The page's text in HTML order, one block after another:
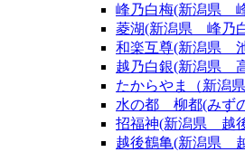
峰乃白梅(新潟県
菱湖(新潟県 峰乃
和楽互尊(新潟県
越乃白銀(新潟県
たからやま（新潟
水の都 柳都(みず
招福神(新潟県 越
越後鶴亀(新潟県